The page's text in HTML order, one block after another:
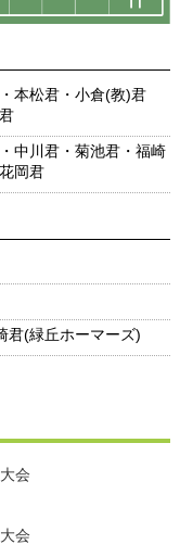
本松君・小倉(教)君
中川君・菊池君・福崎
岡君
君(緑丘ホーマーズ)
会
会